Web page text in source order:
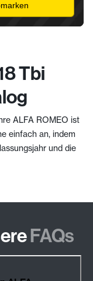
Tbi
ALFA ROMEO ist
einfach an, indem
und die
FAQs